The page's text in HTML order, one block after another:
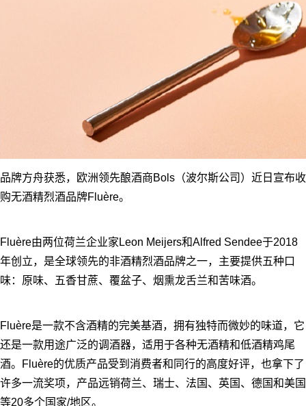
品牌方舟获悉，欧洲领先酿酒商Bols（波尔斯公司）近日宣布收
购无酒精烈酒品牌Fluère。
Fluère由两位荷兰企业家Leon Meijers和Alfred Sendee于2018
年创立，是全球领先的非酒精烈酒品牌之一，主要提供五种口
味：原味、五香甘蔗、覆盆子、烟熏龙舌兰和苦味酒。
Fluère是一款不含酒精的完美基酒，拥有独特而微妙的味道，它
还是一款用途广泛的调酒器，适用于各种无酒精和低酒精鸡尾
酒。Fluère的优质产品受到消费者和同行的高度好评，也拿下了
许多一流奖项，产品远销荷兰、瑞士、法国、英国、德国和美国
等20多个国家/地区。